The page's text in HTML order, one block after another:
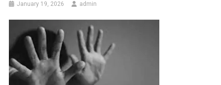
January 19, 2026 admin